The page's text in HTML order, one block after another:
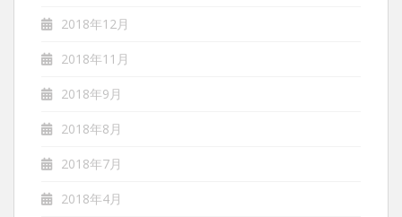
2018年12月
2018年11月
2018年9月
2018年8月
2018年7月
2018年4月